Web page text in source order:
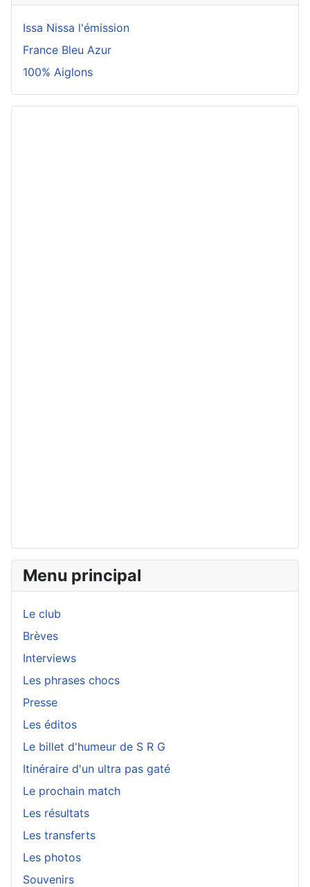
Issa Nissa l'émission
France Bleu Azur
100% Aiglons
Menu principal
Le club
Brèves
Interviews
Les phrases chocs
Presse
Les éditos
Le billet d'humeur de S R G
Itinéraire d'un ultra pas gaté
Le prochain match
Les résultats
Les transferts
Les photos
Souvenirs